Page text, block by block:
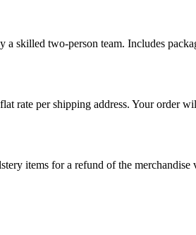
skilled two-person team. Includes
rate per shipping address. Your order
items for a refund of the